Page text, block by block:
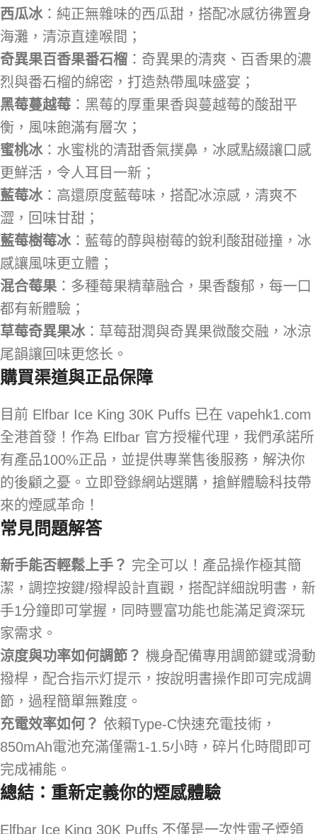
西瓜冰：純正無雜味的西瓜甜，搭配冰感彷彿置身
海灘，清涼直達喉間；
奇異果百香果番石榴 ：奇異果的清爽、百香果的濃
烈與番石榴的綿密，打造熱帶風味盛宴；
黑莓蔓越莓 ：黑莓的厚重果香與蔓越莓的酸甜平
衡，風味飽滿有層次；
蜜桃冰：水蜜桃的清甜香氣撲鼻，冰感點綴讓口感
更鮮活，令人耳目一新；
藍莓冰：高還原度藍莓味，搭配冰涼感，清爽不
澀，回味甘甜；
藍莓樹莓冰：藍莓的醇與樹莓的銳利酸甜碰撞，冰
感讓風味更立體；
混合莓果 ：多種莓果精華融合，果香馥郁，每一口
都有新體驗；
草莓奇異果冰：草莓甜潤與奇異果微酸交融，冰涼
尾韻讓回味更悠长。
購買渠道與正品保障
目前 Elfbar Ice King 30K Puffs 已在 vapehk1.com
全港首發！作為 Elfbar 官方授權代理，我們承諾所
有產品100%正品，並提供專業售後服務，解決你
的後顧之憂。立即登錄網站選購，搶鮮體驗科技帶
來的煙感革命！
常見問題解答
新手能否輕鬆上手？ 完全可以！產品操作極其簡
潔，調控按鍵/撥桿設計直觀，搭配詳細說明書，新
手1分鐘即可掌握，同時豐富功能也能滿足資深玩
家需求。
涼度與功率如何調節？ 機身配備專用調節鍵或滑動
撥桿，配合指示灯提示，按說明書操作即可完成調
節，過程簡單無難度。
充電效率如何？ 依賴Type-C快速充電技術，
850mAh電池充滿僅需1-1.5小時，碎片化時間即可
完成補能。
總結：重新定義你的煙感體驗
Elfbar Ice King 30K Puffs 不僅是一次性電子煙領